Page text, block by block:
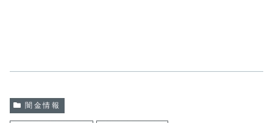
闇金情報